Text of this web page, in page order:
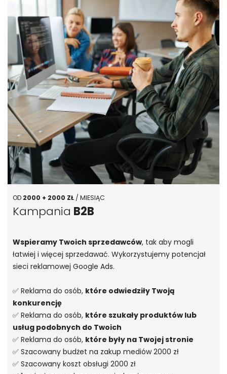
OD 2000 + 2000 ZŁ / MIESIĄC
Kampania B2B
Wspieramy Twoich sprzedawców, tak aby mogli
łatwiej i więcej sprzedawać. Wykorzystujemy potencjał
sieci reklamowej Google Ads.
✅ Reklama do osób, które odwiedziły Twoją
konkurencję
✅ Reklama do osób, które szukały produktów lub
usług podobnych do Twoich
✅ Reklama do osób, które były na Twojej stronie
✅ Szacowany budżet na zakup mediów 2000 zł
✅ Szacowany koszt obsługi 2000 zł